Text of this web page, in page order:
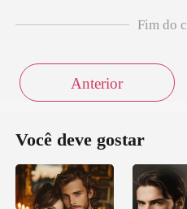
Fim do
Anterior
Você deve gostar